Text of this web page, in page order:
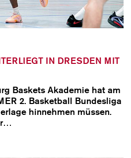
IN DRESDEN MIT
Baskets Akademie hat am
2. Basketball Bundesliga
hinnehmen müssen.